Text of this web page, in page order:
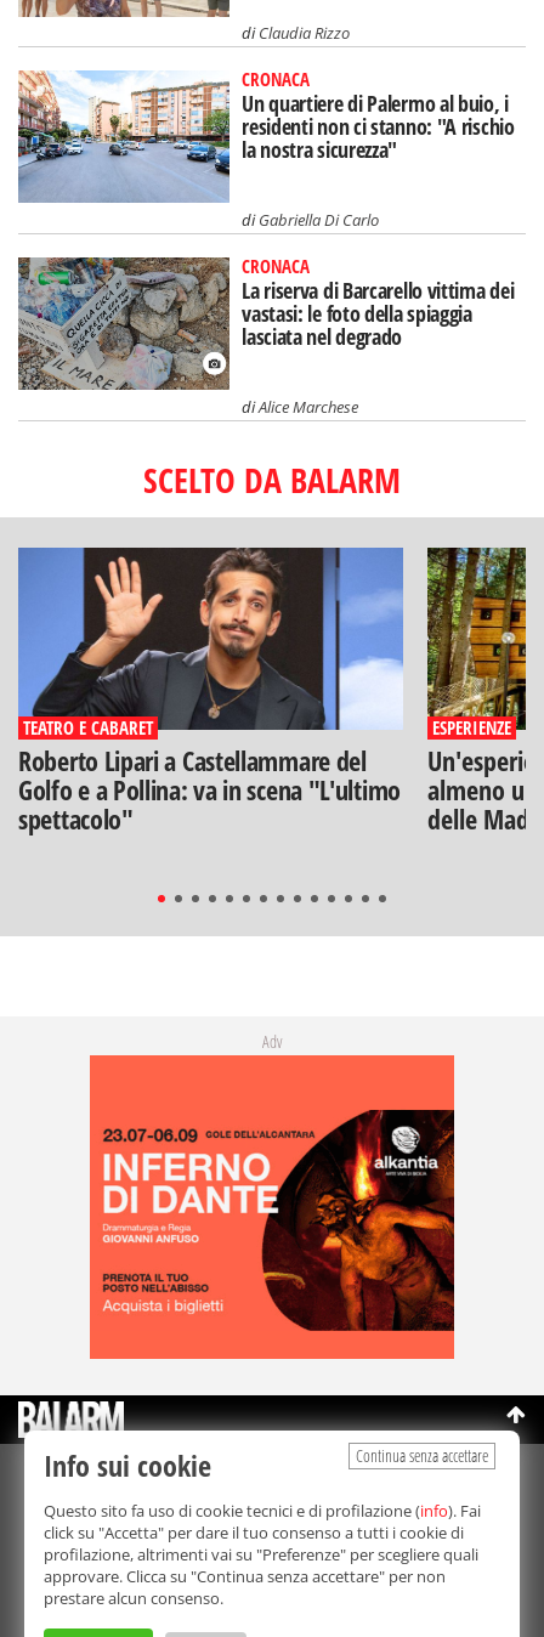
diClaudia Rizzo
CRONACA
Un quartiere di Palermo al buio, i
residenti non ci stanno: "A rischio
la nostra sicurezza"
diGabriella Di Carlo
CRONACA
La riserva di Barcarello vittima dei
vastasi: le foto della spiaggia
lasciata nel degrado
diAlice Marchese
SCELTO DA BALARM
TEATRO E CABARET
Roberto Lipari a Castellammare del
Golfo e a Pollina: va in scena "L'ultimo
spettacolo"
ESPERIENZE
almeno
delle
Adv
©Copyright 2003-2026
Bmedia Srl- P.IVA 07064240828
La riproduzione totale o parziale di tutti i contenuti, in qualunque
forma, su qualsiasi supporto è proibita.
Balarm.it è una testata giornalistica registrata. Autorizzazione del
Tribunale di Palermo n° 32 del 21/10/2003
Direttore responsabile:
Continua senza accettare
Info sui cookie
Questo sito fa uso di cookie tecnici e di profilazione (info). Fai
click su "Accetta" per dare il tuo consenso a tutti i cookie di
profilazione, altrimenti vai su "Preferenze" per scegliere quali
approvare. Clicca su "Continua senza accettare" per non
prestare alcun consenso.